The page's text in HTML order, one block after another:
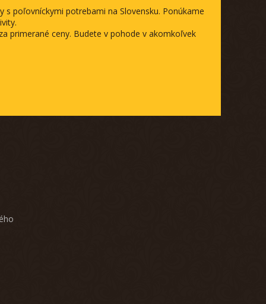
poľovníckymi potrebami na Slovensku. Ponúkame
primerané ceny. Budete v pohode v akomkoľvek